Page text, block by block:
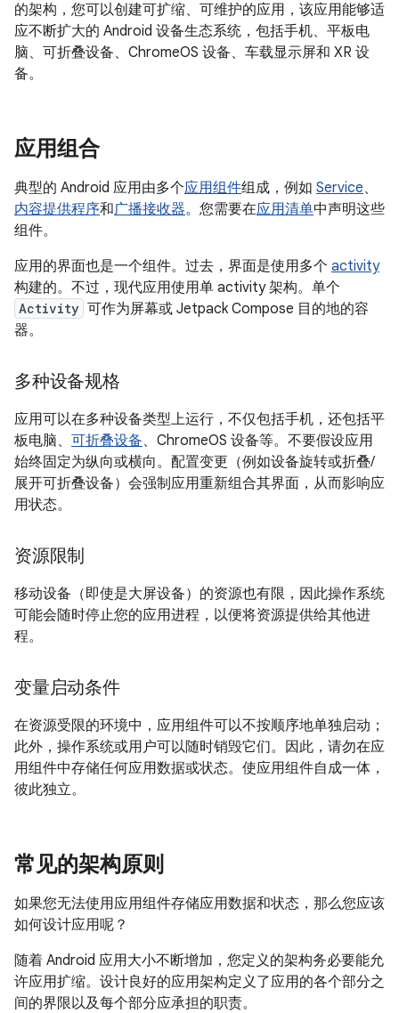
的架构，您可以创建可扩缩、可维护的应用，该应用能够适
应不断扩大的 Android 设备生态系统，包括手机、平板电
脑、可折叠设备、ChromeOS 设备、车载显示屏和 XR 设
备。
应用组合
典型的 Android 应用由多个应用组件组成，例如 Service、
内容提供程序和广播接收器。您需要在应用清单中声明这些
组件。
应用的界面也是一个组件。过去，界面是使用多个 activity
构建的。不过，现代应用使用单 activity 架构。单个
Activity 可作为屏幕或 Jetpack Compose 目的地的容
器。
多种设备规格
应用可以在多种设备类型上运行，不仅包括手机，还包括平
板电脑、 可折叠设备、ChromeOS 设备等。不要假设应用
始终固定为纵向或横向。配置变更（例如设备旋转或折叠/
展开可折叠设备）会强制应用重新组合其界面，从而影响应
用状态。
资源限制
移动设备（即使是大屏设备）的资源也有限，因此操作系统
可能会随时停止您的应用进程，以便将资源提供给其他进
程。
变量启动条件
在资源受限的环境中，应用组件可以不按顺序地单独启动；
此外，操作系统或用户可以随时销毁它们。因此，请勿在应
用组件中存储任何应用数据或状态。使应用组件自成一体，
彼此独立。
常见的架构原则
如果您无法使用应用组件存储应用数据和状态，那么您应该
如何设计应用呢？
随着 Android 应用大小不断增加，您定义的架构务必要能允
许应用扩缩。设计良好的应用架构定义了应用的各个部分之
间的界限以及每个部分应承担的职责。